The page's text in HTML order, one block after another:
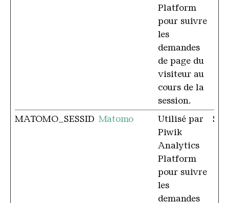
Platform
pour suivre
les
demandes
de page du
visiteur au
cours de la
session.
MATOMO_SESSID Matomo
Utilisé par
Piwik
Analytics
Platform
pour suivre
les
demandes